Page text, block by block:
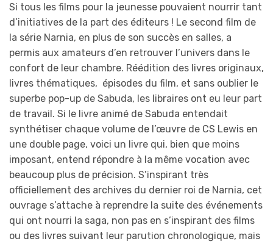
Si tous les films pour la jeunesse pouvaient nourrir tant
d’initiatives de la part des éditeurs ! Le second film de
la série Narnia, en plus de son succès en salles, a
permis aux amateurs d’en retrouver l’univers dans le
confort de leur chambre. Réédition des livres originaux,
livres thématiques, épisodes du film, et sans oublier le
superbe pop-up de Sabuda, les libraires ont eu leur part
de travail. Si le livre animé de Sabuda entendait
synthétiser chaque volume de l’œuvre de CS Lewis en
une double page, voici un livre qui, bien que moins
imposant, entend répondre à la même vocation avec
beaucoup plus de précision. S’inspirant très
officiellement des archives du dernier roi de Narnia, cet
ouvrage s’attache à reprendre la suite des événements
qui ont nourri la saga, non pas en s’inspirant des films
ou des livres suivant leur parution chronologique, mais